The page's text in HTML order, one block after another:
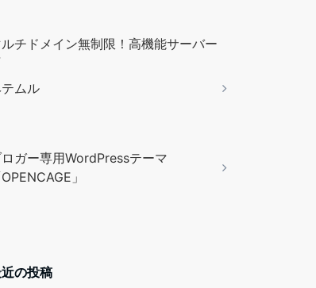
チドメイン無制限！高機能サーバー
ムル
ガー専用WordPressテーマ
OPENCAGE」
の投稿